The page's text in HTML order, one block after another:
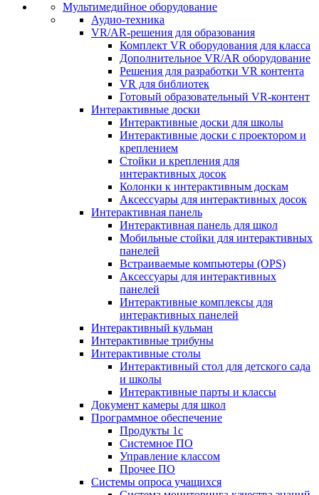
Мультимедийное оборудование
Аудио-техника
VR/AR-решения для образования
Комплект VR оборудования для класса
Дополнительное VR/AR оборудование
Решения для разработки VR контента
VR для библиотек
Готовый образовательный VR-контент
Интерактивные доски
Интерактивные доски для школы
Интерактивные доски с проектором и
креплением
Стойки и крепления для
интерактивных досок
Колонки к интерактивным доскам
Аксессуары для интерактивных досок
Интерактивная панель
Интерактивная панель для школ
Мобильные стойки для интерактивных
панелей
Встраиваемые компьютеры (OPS)
Аксессуары для интерактивных
панелей
Интерактивные комплексы для
интерактивных панелей
Интерактивный кульман
Интерактивные трибуны
Интерактивные столы
Интерактивный стол для детского сада
и школы
Интерактивные парты и классы
Документ камеры для школ
Программное обеспечение
Продукты 1с
Системное ПО
Управление классом
Прочее ПО
Системы опроса учащихся